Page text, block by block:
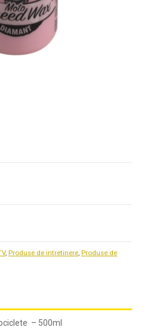
, Produse de intretinere, Produse de
– 500ml